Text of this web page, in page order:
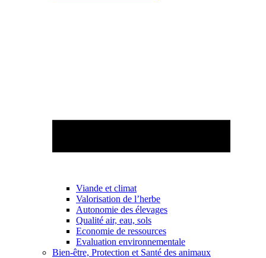
Viande et climat
Valorisation de l’herbe
Autonomie des élevages
Qualité air, eau, sols
Economie de ressources
Evaluation environnementale
Bien-être, Protection et Santé des animaux